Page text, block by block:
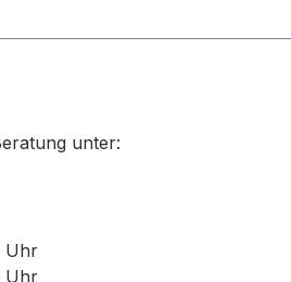
unter:
Uhr
Uhr